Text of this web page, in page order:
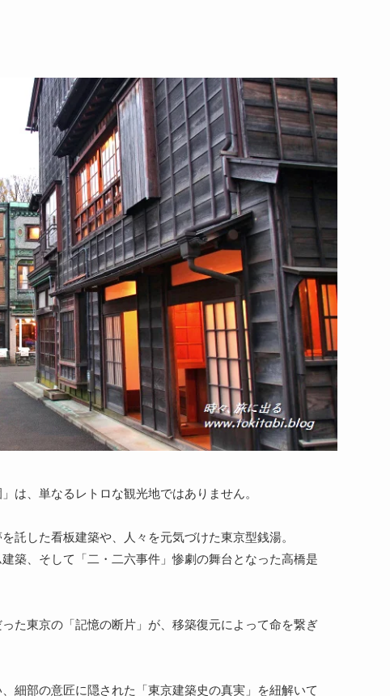
は、単なるレトロな観光地ではありません。
託した看板建築や、人々を元気づけた東京型銭湯。
築、そして「二・二六事件」惨劇の舞台となった高橋是
た東京の「記憶の断片」が、移築復元によって命を繋ぎ
細部の意匠に隠された「東京建築史の真実」を紐解いて